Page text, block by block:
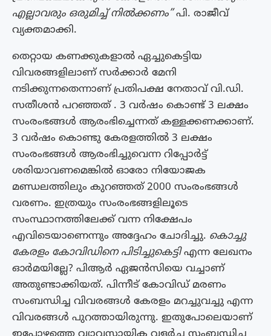
എല്ലാവരും ഒരുമിച്ച് നിൽക്കണം”പി. രാജീവ്
വ്യക്തമാക്കി.
തെറ്റായ കണക്കുകളാൽ ഏച്ചുകെട്ടിയ
വിവരങ്ങളിലാണ് സർക്കാർ മേനി
നടിക്കുന്നതെന്നാണ് പ്രതിപക്ഷ നേതാവ് വി.ഡി.
സതീശൻ പറഞ്ഞത് . 3 വര്‍ഷം കൊണ്ട് 3 ലക്ഷം
സംരംഭങ്ങള്‍ ആരംഭിച്ചെന്നത് കള്ളക്കണക്കാണ്.
3 വര്‍ഷം കൊണ്ടു കേരളത്തിൽ 3 ലക്ഷം
സംരംഭങ്ങള്‍ ആരംഭിച്ചുവെന്ന റിപ്പോർട്ട്
ശരിയാവണമെങ്കിൽ ഓരോ നിയോജക
മണ്ഡലത്തിലും കുറഞ്ഞത് 2000 സംരംഭങ്ങള്‍
വരണം. ഇത്രയും സംരംഭങ്ങളിലൂടെ
സംസ്ഥാനത്തിലേക്ക് വന്ന നിക്ഷേപം
എവിടെയാണെന്നും അദ്ദേഹം ചോദിച്ചു. കൊച്ചു
കേരളം കോവിഡിനെ പിടിച്ചുകെട്ടിഎന്ന ലേഖനം
ഓർമയില്ലേ? പിആർ ഏജൻസിയെ വച്ചാണ്
അതുണ്ടാക്കിയത്. പിന്നീട് കോവിഡ് മരണം
സംബന്ധിച്ച വിവരങ്ങൾ കേരളം മറച്ചുവച്ചു എന്ന
വിവരങ്ങൾ പുറത്തായിരുന്നു. ഇതുപോലെയാണ്